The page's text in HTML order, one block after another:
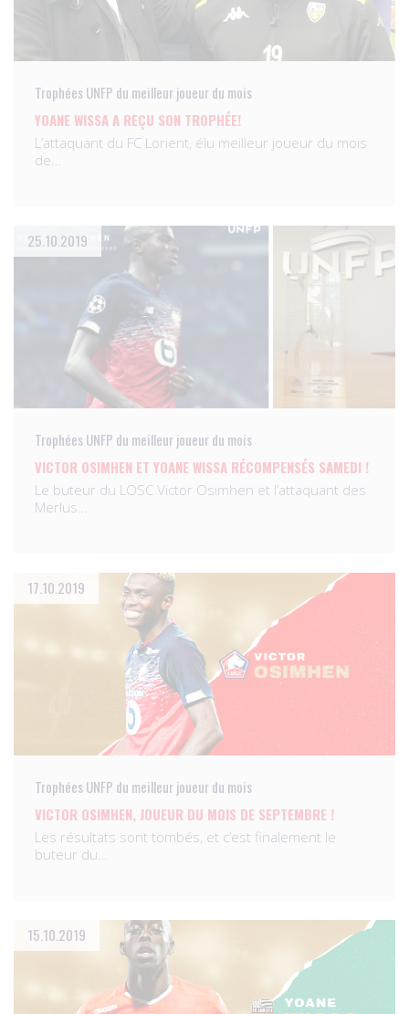
Trophées UNFP du meilleur joueur du mois
YOANE WISSA A REÇU SON TROPHÉE!
L’attaquant du FC Lorient, élu meilleur joueur du mois
de…
25.10.2019
Trophées UNFP du meilleur joueur du mois
VICTOR OSIMHEN ET YOANE WISSA RÉCOMPENSÉS SAMEDI !
Le buteur du LOSC Victor Osimhen et l’attaquant des
Merlus…
17.10.2019
Trophées UNFP du meilleur joueur du mois
VICTOR OSIMHEN, JOUEUR DU MOIS DE SEPTEMBRE !
Les résultats sont tombés, et c’est finalement le
buteur du…
15.10.2019